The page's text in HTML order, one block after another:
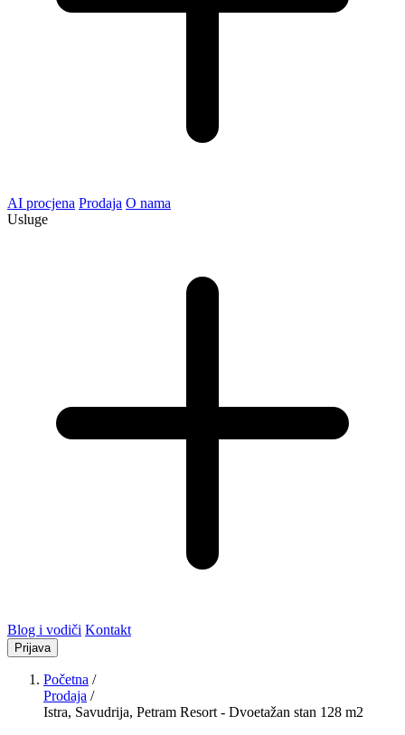
AI procjena Prodaja O nama
Usluge
Blog i vodiči Kontakt
Prijava
Početna /
Prodaja /
Istra, Savudrija, Petram Resort - Dvoetažan stan 128 m2